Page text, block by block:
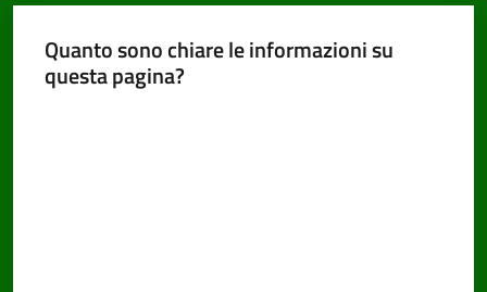
Quanto sono chiare le informazioni su
questa pagina?